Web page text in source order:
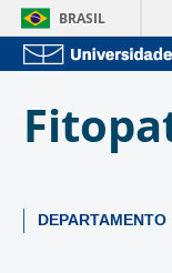
BRASIL
DEPARTAMENTO